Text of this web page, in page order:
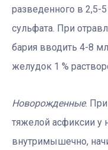
разведенного в 2,5-
сульфата. При
бария вводить 4-8
желудок 1 %
Новорожденные.
тяжелой асфиксии
внутримышечно,